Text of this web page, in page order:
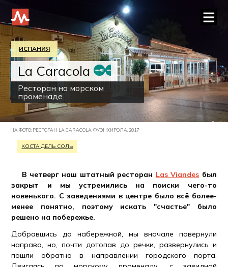
ИСПАНИЯ
La Caracola
Ресторан на морском
променаде
НА ФОТО: РЕСТОРАН LA CARACOLA, ФУЭНХИРОЛА, 2017
КОСТА ДЕЛЬ СОЛЬ
В четверг наш штатный ресторан Las Viandes был
закрыт и мы устремились на поиски чего-то
новенького. С заведениями в центре было всё более-
менее понятно, поэтому искать "счастье" было
решено на побережье.
Добравшись до набережной, мы вначале повернули
направо, но, почти дотопав до речки, развернулись и
пошли обратно в направлении городского порта.